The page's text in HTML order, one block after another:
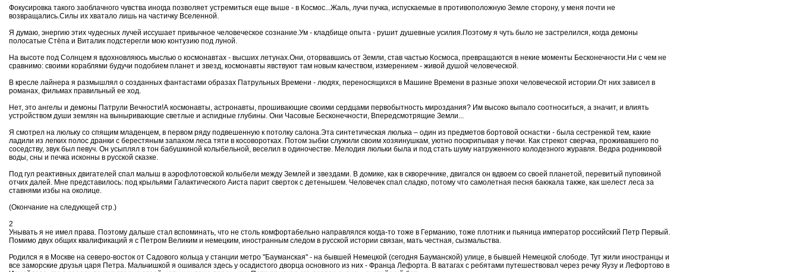
Фокусировка такого заоблачного чувства иногда позволяет устремиться еще выше - в Космос...Жаль, лучи пучка, испускаемые в противоположную Земле сторону, у меня почти не
возвращались.Силы их хватало лишь на частичку Вселенной.
Я думаю, энергию этих чудесных лучей иссушает привычное человеческое сознание.Ум - кладбище опыта - рушит душевные усилия.Поэтому я чуть было не застрелился, когда демоны
полосатые Стёпа и Виталик подстерегли мою контузию под луной.
На высоте под Солнцем я вдохновляюсь мыслью о космонавтах - высших летунах.Они, оторвавшись от Земли, став частью Космоса, превращаются в некие моменты Бесконечности.Ни с чем не
сравнимо: своими кораблями будучи подобием планет и звезд, космонавты явствуют там новым качеством, измерением - живой душой человеческой.
В кресле лайнера я размышлял о созданных фантастами образах Патрульных Времени - людях, переносящихся в Машине Времени в разные эпохи человеческой истории.От них зависел в
романах, фильмах правильный ее ход.
Нет, это ангелы и демоны Патрули Вечности!А космонавты, астронавты, прошивающие своими сердцами первобытность мироздания? Им высоко выпало соотноситься, а значит, и влиять
устройством души землян на выныривающие светлые и аспидные глубины. Они Часовые Бесконечности, Впередсмотрящие Земли...
Я смотрел на люльку со спящим младенцем, в первом ряду подвешенную к потолку салона.Эта синтетическая люлька – один из предметов бортовой оснастки - была сестренкой тем, какие
ладили из легких полос дранки с берестяным запахом леса тяти в косоворотках. Потом зыбки служили своим хозяинушкам, уютно поскрипывая у печки. Как стрекот сверчка, проживавшего по
соседству, звук был певуч. Он усыплял в тон бабушкиной колыбельной, веселил в одиночестве. Мелодия люльки была и под стать шуму натруженного колодезного журавля. Ведра родниковой
воды, сны и печка исконны в русской сказке.
Под гул реактивных двигателей спал малыш в аэрофлотовской колыбели между Землей и звездами. В домике, как в скворечнике, двигался он вдвоем со своей планетой, перевитый пуповиной
отчих далей. Мне представилось: под крыльями Галактического Аиста парит сверток с детенышем. Человечек спал сладко, потому что самолетная песня баюкала также, как шелест леса за
ставнями избы на околице.
(Окончание на следующей стр.)
2
Унывать я не имел права. Поэтому дальше стал вспоминать, что не столь комфортабельно направлялся когда-то тоже в Германию, тоже плотник и пьяница император российский Петр Первый.
Помимо двух общих квалификаций я с Петром Великим и немецким, иностранным следом в русской истории связан, мать честная, сызмальства.
Родился я в Москве на северо-восток от Садового кольца у станции метро "Бауманская" - на бывшей Немецкой (сегодня Бауманской) улице, в бывшей Немецкой слободе. Тут жили иностранцы и
все заморские друзья царя Петра. Мальчишкой я ошивался здесь у осадистого дворца основного из них - Франца Лефорта. В ватагах с ребятами путешествовал через речку Яузу и Лефортово в